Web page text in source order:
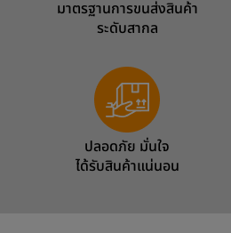
มาตรฐานการขนส่งสินค้า
ระดับสากล
ปลอดภัย มั่นใจ
ได้รับสินค้าแน่นอน